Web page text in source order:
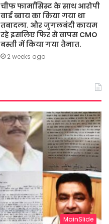
चीफ फार्मासिस्ट के साथ आरोपी
वार्ड ब्वाय का किया गया था
तबादला. और जुगलबंदी कायम
रहे इसलिए फिर से वापस CMO
बस्ती में किया गया तैनात.
2 weeks ago
MainSlide